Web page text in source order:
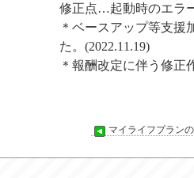
修正点…起動時のエラ
＊ベースアップ等支援
た。(2022.11.19)
＊報酬改定に伴う修正
マイライフプラン